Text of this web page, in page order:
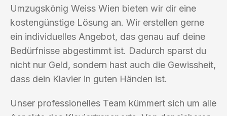
Umzugskönig Weiss Wien bieten wir dir eine
kostengünstige Lösung an. Wir erstellen gerne
ein individuelles Angebot, das genau auf deine
Bedürfnisse abgestimmt ist. Dadurch sparst du
nicht nur Geld, sondern hast auch die Gewissheit,
dass dein Klavier in guten Händen ist.
Unser professionelles Team kümmert sich um alle